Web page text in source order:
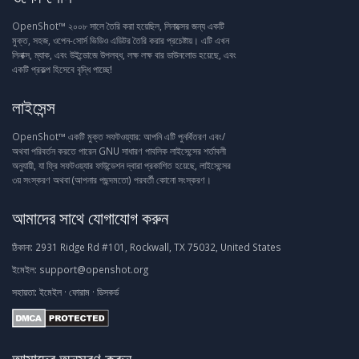
OpenShot™ ২০০৮ সালে তৈরি করা হয়েছিল, লিনাক্সের জন্য একটি
মুক্ত, সহজ, ওপেন-সোর্স ভিডিও এডিটর তৈরি করার প্রচেষ্টায়। এটি এখন
লিনাক্স, ম্যাক, এবং উইন্ডোজে উপলব্ধ, লক্ষ লক্ষ বার ডাউনলোড হয়েছে, এবং
একটি প্রকল্প হিসেবে বৃদ্ধি পাচ্ছে!
লাইসেন্স
OpenShot™ একটি মুক্ত সফটওয়্যার: আপনি এটি পুনর্বিতরণ এবং/
অথবা পরিবর্তন করতে পারেন GNU সাধারণ পাবলিক লাইসেন্সের শর্তাবলী
অনুযায়ী, যা ফ্রি সফটওয়্যার ফাউন্ডেশন দ্বারা প্রকাশিত হয়েছে, লাইসেন্সের
৩য় সংস্করণ অথবা (আপনার পছন্দমতো) পরবর্তী কোনো সংস্করণ।
আমাদের সাথে যোগাযোগ করুন
ঠিকানা: 2931 Ridge Rd #101, Rockwall, TX 75032, United States
ইমেইল: support@openshot.org
সহায়তা: ইমেইল · ফোরাম · ডিসকর্ড